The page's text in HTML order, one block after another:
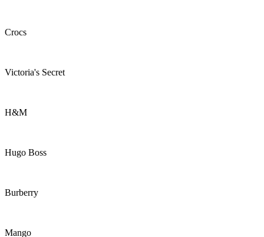
Crocs
Victoria's Secret
H&M
Hugo Boss
Burberry
Mango